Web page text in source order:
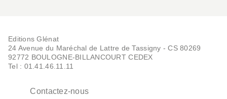
Editions Glénat
24 Avenue du Maréchal de Lattre de Tassigny - CS 80269
92772 BOULOGNE-BILLANCOURT CEDEX
Tel : 01.41.46.11.11
Contactez-nous